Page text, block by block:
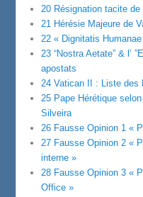
20 Résignation tacite
21 Hérésie Majeure de
22 « Dignitatis
23 “Nostra Aetate” & l’
apostats
24 Vatican II : Liste des
25 Pape Hérétique
Silveira
26 Fausse Opinion 1 «
27 Fausse Opinion 2 «
interne »
28 Fausse Opinion 3 «
Office »